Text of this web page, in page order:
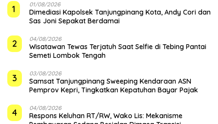
1 01/08/2026
Dimediasi Kapolsek Tanjungpinang Kota, Andy Cori dan
Sas Joni Sepakat Berdamai
2 04/08/2026
Wisatawan Tewas Terjatuh Saat Selfie di Tebing Pantai
Semeti Lombok Tengah
3 03/08/2026
Samsat Tanjungpinang Sweeping Kendaraan ASN
Pemprov Kepri, Tingkatkan Kepatuhan Bayar Pajak
4 04/08/2026
‎Respons Keluhan RT/RW, Wako Lis: Mekanisme